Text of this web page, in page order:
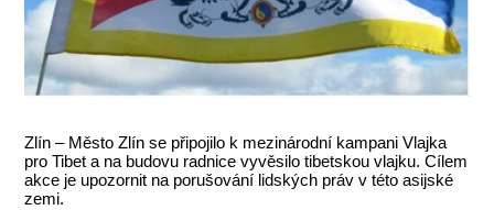
Zlín – Město Zlín se připojilo k mezinárodní kampani Vlajka
pro Tibet a na budovu radnice vyvěsilo tibetskou vlajku. Cílem
akce je upozornit na porušování lidských práv v této asijské
zemi.